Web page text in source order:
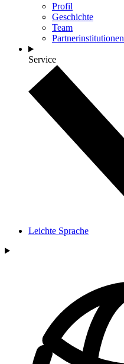
Profil
Geschichte
Team
Partnerinstitutionen
Service
Leichte Sprache